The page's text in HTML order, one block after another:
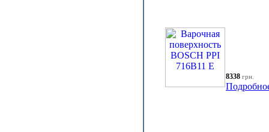
8338 грн.